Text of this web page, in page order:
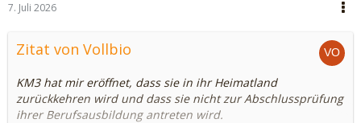
7. Juli 2026
Zitat von Vollbio
KM3 hat mir eröffnet, dass sie in ihr Heimatland
zurückkehren wird und dass sie nicht zur Abschlussprüfung
ihrer Berufsausbildung antreten wird.